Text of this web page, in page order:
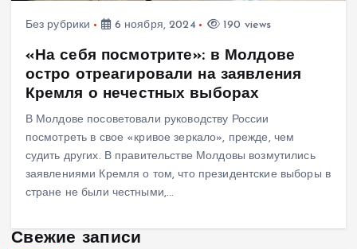
Без рубрики 6 ноября, 2024 190 views
«На себя посмотрите»: в Молдове
остро отреагировали на заявления
Кремля о нечестных выборах
В Молдове посоветовали руководству России
посмотреть в свое «кривое зеркало», прежде, чем
судить других. В правительстве Молдовы возмутились
заявлениями Кремля о том, что президентские выборы в
стране не были честными,…
Свежие записи